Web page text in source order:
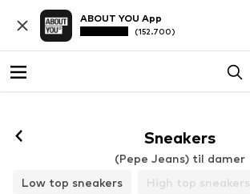
ABOUT YOU App
(152.700)
Sneakers
(Pepe Jeans) til damer
Low top sneakers
High top sneakers